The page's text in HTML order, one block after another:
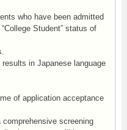
who have been admitted
Student” status of
in Japanese language
of application acceptance
screening